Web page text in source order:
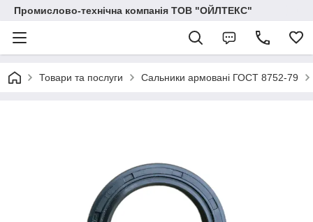
Промислово-технічна компанія ТОВ "ОЙЛТЕКС"
Товари та послуги Сальники армовані ГОСТ 8752-79